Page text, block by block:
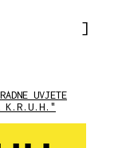
UVJETE
K.R.U.H."